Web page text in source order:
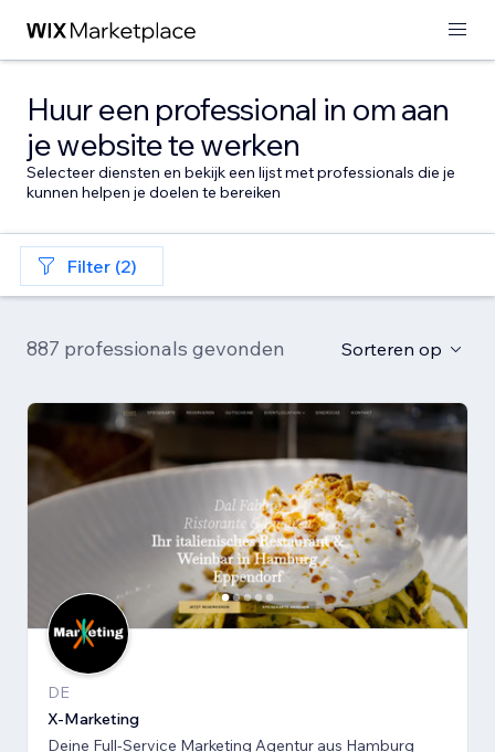
Huur een professional in om aan
je website te werken
Selecteer diensten en bekijk een lijst met professionals die je
kunnen helpen je doelen te bereiken
Filter (2)
887 professionals gevonden Sorteren op
DE
X-Marketing
Deine Full-Service Marketing Agentur aus Hamburg